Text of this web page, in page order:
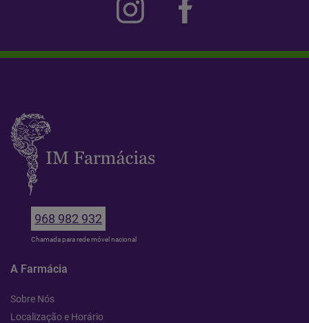
968 982 932
Chamada para rede móvel nacional
A Farmácia
Sobre Nós
Localização e Horário